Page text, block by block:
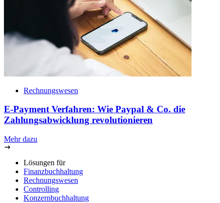
Rechnungswesen
E-Payment Verfahren: Wie Paypal & Co. die
Zahlungsabwicklung revolutionieren
Mehr dazu
Lösungen für
Finanzbuchhaltung
Rechnungswesen
Controlling
Konzernbuchhaltung